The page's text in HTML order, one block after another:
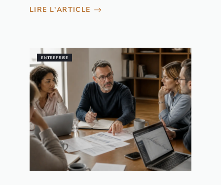
LIRE L'ARTICLE
ENTREPRISE